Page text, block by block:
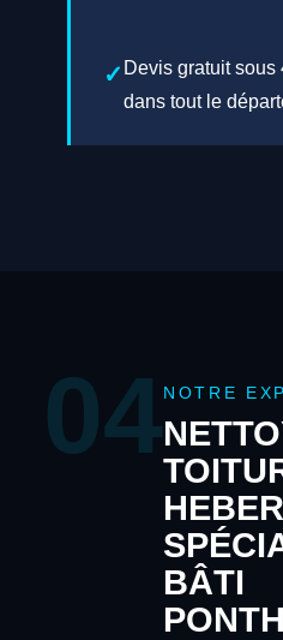
Devis gratuit sous
dans tout le
04NOTRE
BÂTI